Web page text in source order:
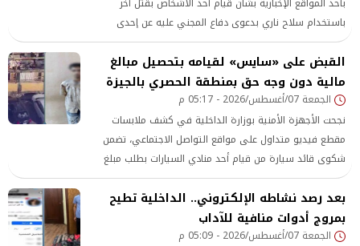
باستخدام سلاح ناري بدعوى دفاع المجني عليه عن إحدى
السيدات بدائرة قسم شرطة الخصوص بمحافظة القليوبية.
القبض على «سايس» لقيامه بتحصيل مبالغ
مالية دون وجه حق بمنطقة الحصري بالجيزة
الجمعة 07/أغسطس/2026 - 05:17 م
نجحت الأجهزة الأمنية بوزارة الداخلية في كشف ملابسات
مقطع فيديو متداول على مواقع التواصل الاجتماعي، تضمن
شكوى قائد سيارة من قيام أحد منادي السيارات بطلب مبلغ
مالي منه مقابل السماح له بإيقاف سيارته بمنطقة الحصري
بمحافظة الجيزة، دون وجه حق.
بعد رصد نشاطه الإلكتروني.. الداخلية تطيح
بمروج أدوات منافية للآداب
الجمعة 07/أغسطس/2026 - 05:09 م